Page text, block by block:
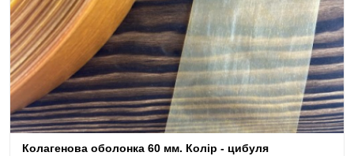
Колагенова оболонка 60 мм. Колір - цибуля